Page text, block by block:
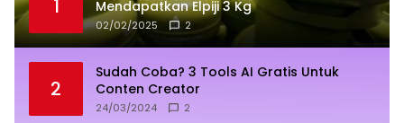
1
Mendapatkan Elpiji 3 Kg
02/02/2025 2
2
Sudah Coba? 3 Tools AI Gratis Untuk
Conten Creator
24/03/2024 2